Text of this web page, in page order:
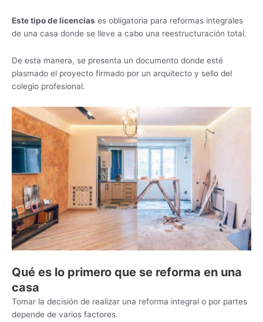
Este tipo de licencias es obligatoria para reformas integrales
de una casa donde se lleve a cabo una reestructuración total.
De esta manera, se presenta un documento donde esté
plasmado el proyecto firmado por un arquitecto y sello del
colegio profesional.
Qué es lo primero que se reforma en una
casa
Tomar la decisión de realizar una reforma integral o por partes
depende de varios factores.